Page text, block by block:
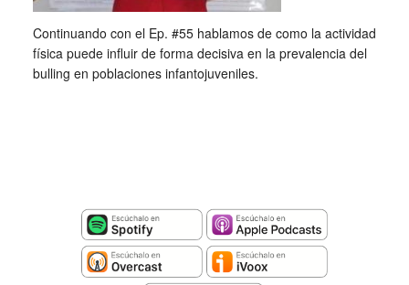
Continuando con el Ep. #55 hablamos de como la actividad
física puede influir de forma decisiva en la prevalencia del
bulling en poblaciones infantojuveniles.